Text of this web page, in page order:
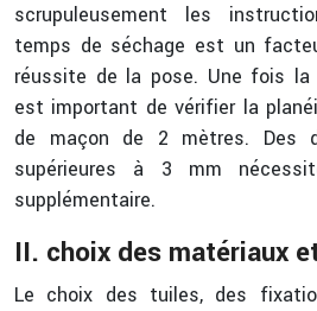
scrupuleusement les
temps de séchage est un
réussite de la pose. Une fois la
est important de vérifier la
de maçon de 2 mètres. Des
supérieures à 3 mm
supplémentaire.
II. choix des matériaux
Le choix des tuiles, des